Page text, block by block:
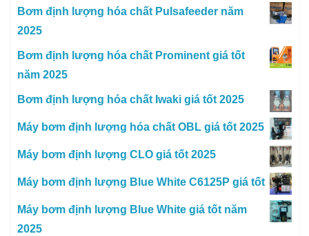
Bơm định lượng hóa chất Pulsafeeder năm
2025
Bơm định lượng hóa chất Prominent giá tốt
năm 2025
Bơm định lượng hóa chất Iwaki giá tốt 2025
Máy bơm định lượng hóa chất OBL giá tốt 2025
Máy bơm định lượng CLO giá tốt 2025
Máy bơm định lượng Blue White C6125P giá tốt
Máy bơm định lượng Blue White giá tốt năm
2025